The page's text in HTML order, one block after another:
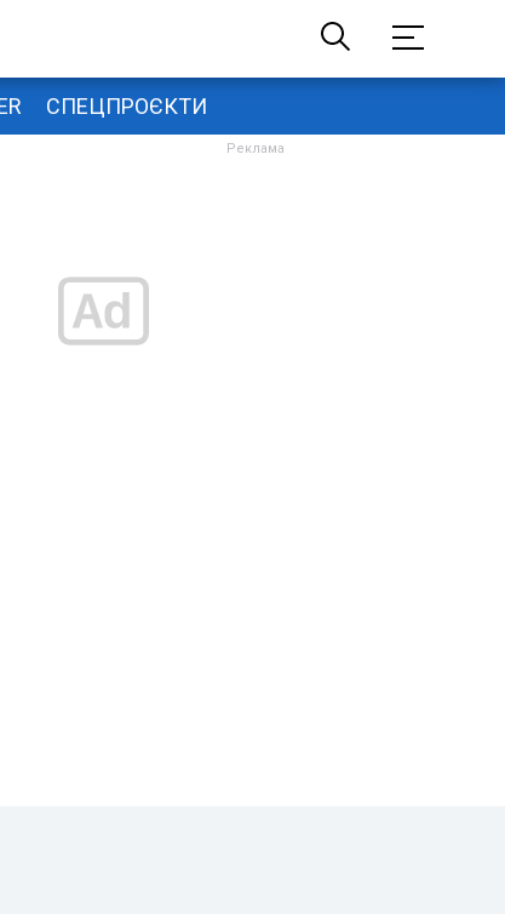
СПЕЦПРОЄКТИ